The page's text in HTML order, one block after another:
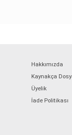
Hakkımızda
Kaynakça
Üyelik
İade Politikası